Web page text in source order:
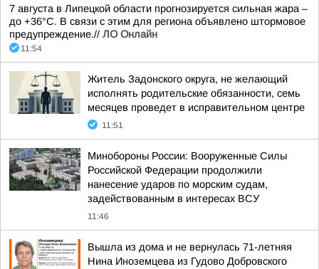
7 августа в Липецкой области прогнозируется сильная жара –
до +36°С. В связи с этим для региона объявлено штормовое
предупреждение.// ЛО Онлайн
11:54
Житель Задонского округа, не желающий
исполнять родительские обязанности, семь
месяцев проведет в исправительном центре
11:51
Минобороны России: Вооруженные Силы
Российской Федерации продолжили
нанесение ударов по морским судам,
задействованным в интересах ВСУ
11:46
Вышла из дома и не вернулась 71-летняя
Нина Иноземцева из Гудово Добровского